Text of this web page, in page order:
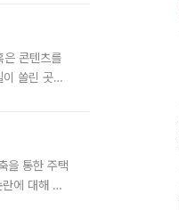
은 콘텐츠를
쏠린 곳은
을 통한 주택
에 대해 정